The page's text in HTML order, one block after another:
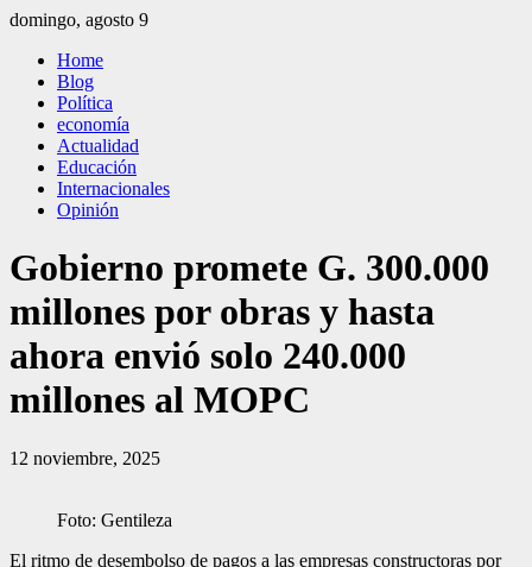
Saltar
contenido
domingo, agosto 9
El Independiente
El independiente Libre y Transparente
Home
Blog
Política
economía
Actualidad
Educación
Internacionales
Opinión
Gobierno promete G. 300.000
millones por obras y hasta
ahora envió solo 240.000
millones al MOPC
12 noviembre, 2025
Foto: Gentileza
El ritmo de desembolso de pagos a las empresas constructoras por